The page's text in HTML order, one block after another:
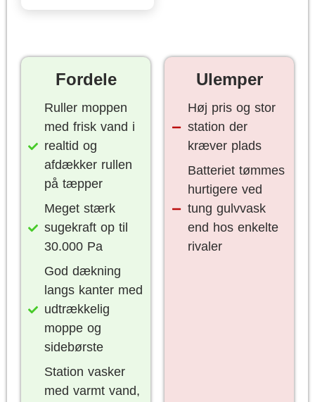
Fordele
Ruller moppen
med frisk vand i
realtid og
afdækker rullen
på tæpper
Meget stærk
sugekraft op til
30.000 Pa
God dækning
langs kanter med
udtrækkelig
moppe og
sidebørste
Station vasker
med varmt vand,
Ulemper
Høj pris og stor
station der
kræver plads
Batteriet tømmes
hurtigere ved
tung gulvvask
end hos enkelte
rivaler